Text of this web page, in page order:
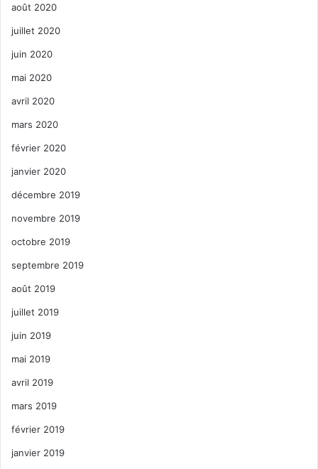
août 2020
juillet 2020
juin 2020
mai 2020
avril 2020
mars 2020
février 2020
janvier 2020
décembre 2019
novembre 2019
octobre 2019
septembre 2019
août 2019
juillet 2019
juin 2019
mai 2019
avril 2019
mars 2019
février 2019
janvier 2019